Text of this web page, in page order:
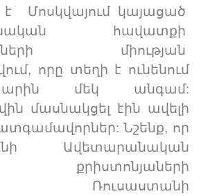
Մոսկվայում կայացած
հավատքի
միության
որը տեղի է ունենում
մեկ անգամ:
մասնակցել էին ավելի
Նշենք, որ
Ավետարանական
քրիստոնյաների
Ռուսաստանի